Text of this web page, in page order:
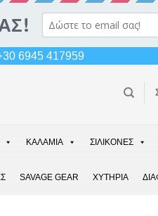
6945 417959
ΚΑΛΑΜΙΑ ΣΙΛΙΚΟΝΕΣ
SAVAGE GEAR ΧΥΤΗΡΙΑ